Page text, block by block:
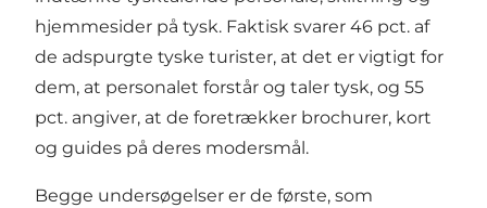
hjemmesider på tysk. Faktisk svarer 46 pct. af
de adspurgte tyske turister, at det er vigtigt for
dem, at personalet forstår og taler tysk, og 55
pct. angiver, at de foretrækker brochurer, kort
og guides på deres modersmål.
Begge undersøgelser er de første, som